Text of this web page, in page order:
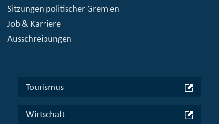
Sitzungen politischer Gremien
Job & Karriere
Ausschreibungen
Tourismus
Wirtschaft